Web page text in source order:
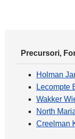
Precursori,
Holman
Lecompte
Wakker
North
Creelman